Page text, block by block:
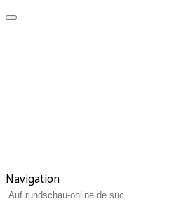
Navigation